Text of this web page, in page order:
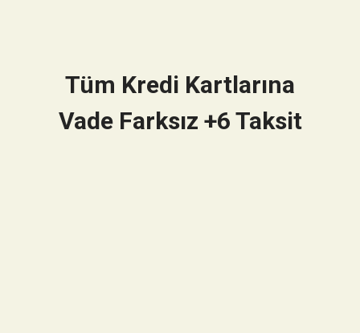
Tüm Kredi Kartlarına
Vade Farksız +6 Taksit